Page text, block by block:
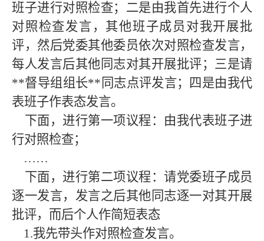
班子进行对照检查；二是由我首先进行个人
对照检查发言，其他班子成员对我开展批
评，然后党委其他委员依次对照检查发言，
每人发言后其他同志对其开展批评；三是请
**督导组组长**同志点评发言；四是由我代
表班子作表态发言。
下面，进行第一项议程：由我代表班子进
行对照检查；
……
下面，进行第二项议程：请党委班子成员
逐一发言，发言之后其他同志逐一对其开展
批评，而后个人作简短表态
1.我先带头作对照检查发言。